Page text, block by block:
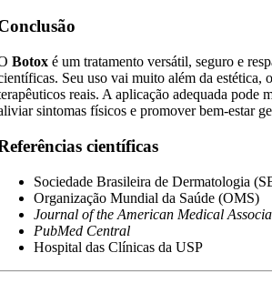
Botox é um tratamento versátil, seguro e
Seu uso vai muito além da estética,
reais. A aplicação adequada pode
sintomas físicos e promover bem-estar
científicas
Sociedade Brasileira de Dermatologia
Organização Mundial da Saúde (OMS)
Journal of the American Medical
PubMed Central
Hospital das Clínicas da USP